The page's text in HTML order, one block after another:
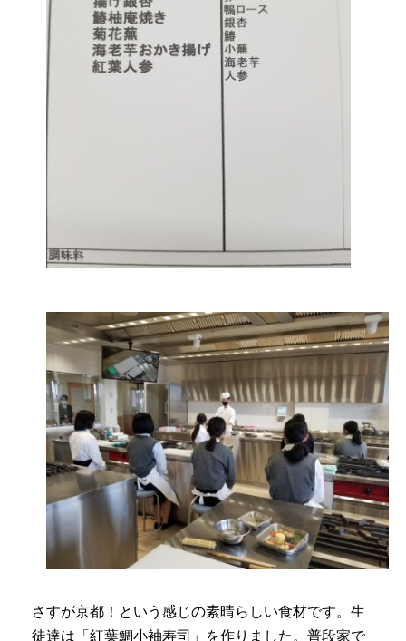
さすが京都！という感じの素晴らしい食材です。生
徒達は「紅葉鯛小袖寿司」を作りました。普段家で